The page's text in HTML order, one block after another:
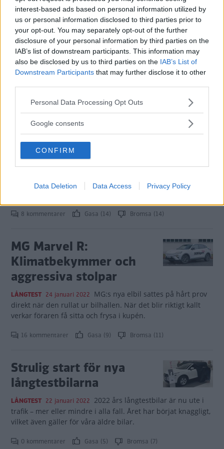
interest-based ads based on personal information utilized by
us or personal information disclosed to third parties prior to
your opt-out. You may separately opt-out of the further
disclosure of your personal information by third parties on the
IAB’s list of downstream participants. This information may
also be disclosed by us to third parties on the IAB’s List of
Downstream Participants that may further disclose it to other
Please note that this website/app uses one or more Google
not limited to your visit or usage behaviour. You may click to
use your data for below specified purposes in below Google
consent section.
Personal Data Processing Opt Outs
Google consents
CONFIRM
Data Deletion Data Access Privacy Policy
LÅNGTEST 1 mars 2022 Med bara två procents marginal
lyckades vår elbilsförare till slut hitta ett franskt hotell med
ett vägguttag.
0 kommentarer Gasa (5) Bromsa (20)
Vintertest: Dacia
Sandero, Hyundai Ioniq
5, MG Marvel R, Nissan
Qashqai och Subaru Outback
(2022)
utmaningar. Några stod oberörda inför vädrets makter,
8 kommentarer Gasa (14) Bromsa (14)
MG Marvel R:
Klimatbekymmer och
aggressiva stolpar
LÅNGTEST 24 januari 2022 MG:s nya elbil sattes på hårt prov
direkt när den rullat ur bilhallen. När det blir riktigt kallt
verkar föraren få sitta och frysa i kupén.
16 kommentarer Gasa (9) Bromsa (11)
Strulig start för nya
långtestbilarna
LÅNGTEST 22 januari 2022 2022 års långtestbilar är nu ute i
trafik – mer eller mindre i alla fall. Året har börjat knaggligt,
vilket även gäller för våra äldre bilar.
0 kommentarer Gasa (5) Bromsa (7)